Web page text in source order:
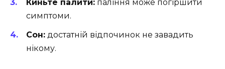
Киньте палити: паління може погіршити
симптоми.
Сон: достатній відпочинок не завадить
нікому.